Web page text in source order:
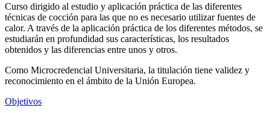
Curso dirigido al estudio y aplicación práctica de las diferentes
técnicas de cocción para las que no es necesario utilizar fuentes de
calor. A través de la aplicación práctica de los diferentes métodos, se
estudiarán en profundidad sus características, los resultados
obtenidos y las diferencias entre unos y otros.
Como Microcredencial Universitaria, la titulación tiene validez y
reconocimiento en el ámbito de la Unión Europea.
Objetivos